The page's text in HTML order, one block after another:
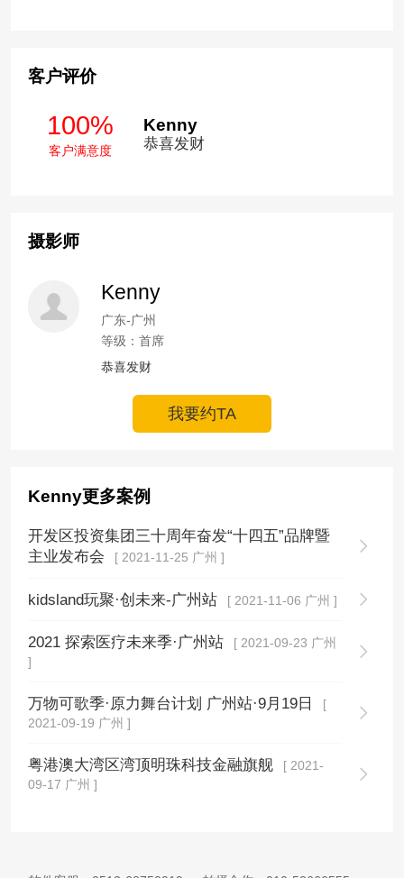
客户评价
100%
客户满意度
Kenny
恭喜发财
摄影师
Kenny
广东-广州
等级：首席
恭喜发财
我要约TA
Kenny更多案例
开发区投资集团三十周年奋发“十四五”品牌暨
主业发布会
[ 2021-11-25 广州 ]
kidsland玩聚·创未来-广州站 [ 2021-11-06 广州 ]
2021 探索医疗未来季·广州站
[ 2021-09-23 广州
]
万物可歌季·原力舞台计划 广州站·9月19日
[
2021-09-19 广州 ]
粤港澳大湾区湾顶明珠科技金融旗舰
[ 2021-
09-17 广州 ]